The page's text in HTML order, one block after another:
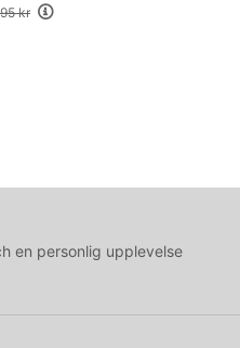
kr
en personlig upplevelse